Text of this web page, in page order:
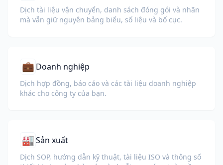
Dịch tài liệu vận chuyển, danh sách đóng gói và nhãn
mà vẫn giữ nguyên bảng biểu, số liệu và bố cục.
💼 Doanh nghiệp
Dịch hợp đồng, báo cáo và các tài liệu doanh nghiệp
khác cho công ty của bạn.
🏭Sản xuất
Dịch SOP, hướng dẫn kỹ thuật, tài liệu ISO và thông số